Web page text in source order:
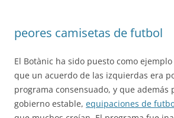
peores camisetas de futbol
El Botànic ha sido puesto como
que un acuerdo de las izquierdas era
programa consensuado, y que además
gobierno estable, equipaciones de